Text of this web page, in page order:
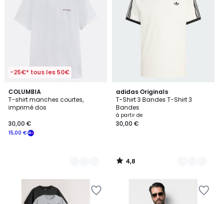
-25€* tous les 50€
COLUMBIA
T-shirt manches courtes,
imprimé dos
15,00 €
30,00 €
4
Couleurs
adidas Originals
T-Shirt 3 Bandes T-Shirt 3
Bandes
à partir de
30,00 €
4,8
/ 5
13
Couleurs
4,8
/